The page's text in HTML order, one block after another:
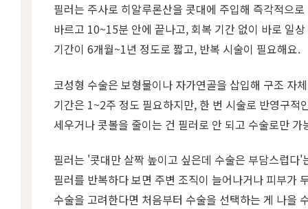
필러는 주사로 히알루론산을 콧대에 주입해 즉각적으
바르고 10~15분 안에 끝나고, 회복 기간 없이 바로 일
기간이 6개월~1년 정도로 짧고, 반복 시술이 필요해요.
코성형 수술은 보형물이나 자가연골을 삽입해 구조 자
기간은 1~2주 정도 필요하지만, 한 번 시술로 반영구적
세우거나 콧볼을 줄이는 건 필러로 안 되고 수술로만 가
필러는 '콧대만 살짝 높이고 싶은데 수술은 부담스럽다
필러를 반복하다 보면 주변 조직이 늘어나거나 피부가
수술을 고려한다면 처음부터 수술을 선택하는 게 나을